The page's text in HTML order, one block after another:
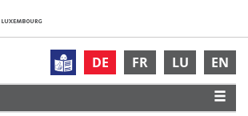
DE FR LU EN